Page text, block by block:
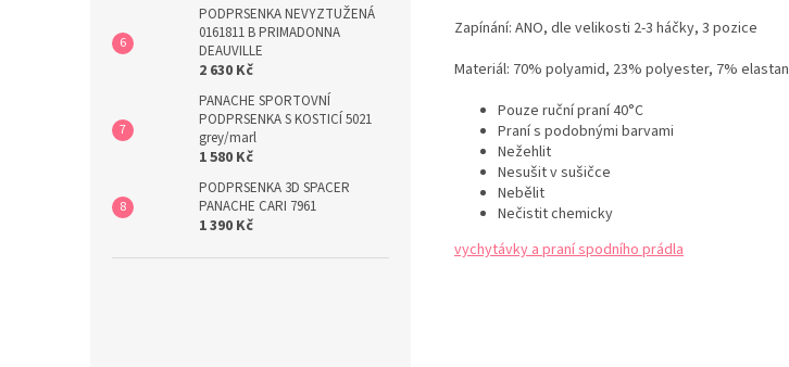
PODPRSENKA NEVYZTUŽENÁ
0161811 B PRIMADONNA
DEAUVILLE
2 630 Kč
PANACHE SPORTOVNÍ
PODPRSENKA S KOSTICÍ 5021
grey/marl
1 580 Kč
PODPRSENKA 3D SPACER
PANACHE CARI 7961
1 390 Kč
Zapínání: ANO, dle velikosti 2-3 háčky, 3 pozice
Materiál: 70% polyamid, 23% polyester, 7% elastan
Pouze ruční praní 40°C
Praní s podobnými barvami
Nežehlit
Nesušit v sušičce
Nebělit
Nečistit chemicky
vychytávky a praní spodního prádla